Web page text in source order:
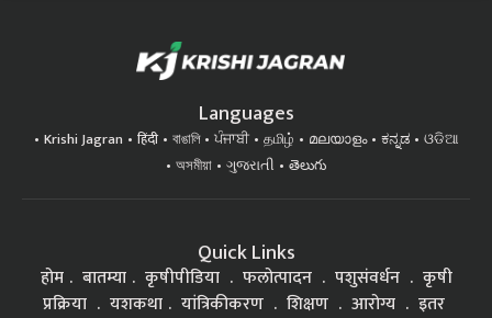
Languages
Krishi Jagran हिंदी বাঙালি ਪੰਜਾਬੀ தமிழ் മലയാളം ಕನ್ನಡ
ଓଡିଆ
অসমীয়া
ગુજરાતી తెలుగు
Quick Links
होम बातम्या कृषीपीडिया फलोत्पादन पशुसंवर्धन
कृषी
प्रक्रिया
यशकथा यांत्रिकीकरण शिक्षण आरोग्य इतर